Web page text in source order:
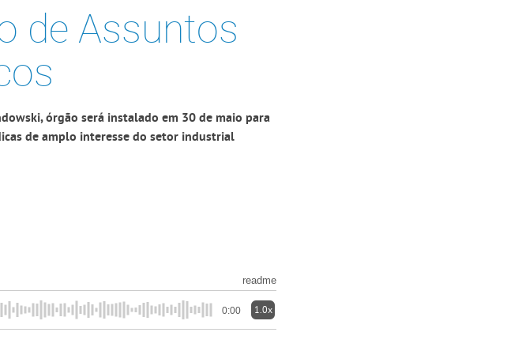
de Assuntos
órgão será instalado em 30 de maio para
de amplo interesse do setor industrial
readme
0:00 1.0x